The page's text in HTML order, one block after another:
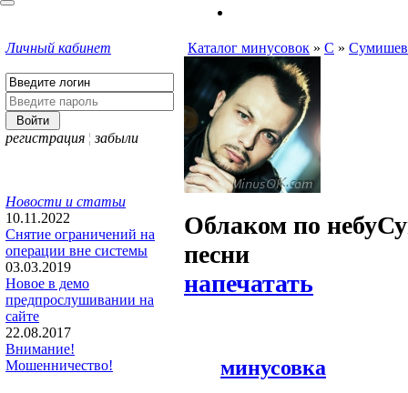
Личный кабинет
регистрация ¦ забыли
Новости и статьи
10.11.2022
Снятие ограничений на
операции вне системы
03.03.2019
Новое в демо
предпрослушивании на
сайте
22.08.2017
Внимание!
Мошенничество!
Каталог минусовок » С »
Облаком по небу
песни
напечатать
минусовка